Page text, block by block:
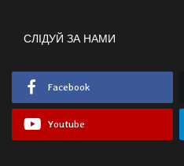
СЛІДУЙ ЗА НАМИ
Facebook
Youtube